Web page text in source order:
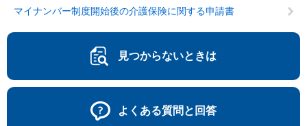
マイナンバー制度開始後の介護保険に関する申請書
見つからないときは
よくある質問と回答